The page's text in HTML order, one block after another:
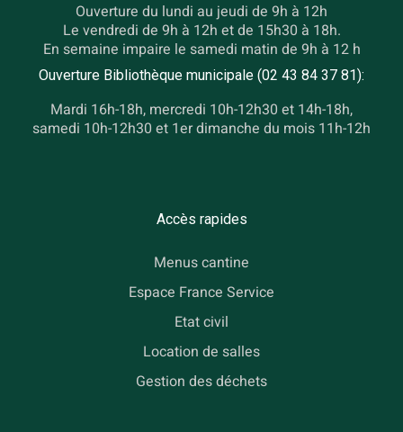
Ouverture du lundi au jeudi de 9h à 12h
Le vendredi de 9h à 12h et de 15h30 à 18h.
En semaine impaire le samedi matin de 9h à 12 h
Ouverture Bibliothèque municipale (02 43 84 37 81):
Mardi 16h-18h, mercredi 10h-12h30 et 14h-18h,
samedi 10h-12h30 et 1er dimanche du mois 11h-12h
Accès rapides
Menus cantine
Espace France Service
Etat civil
Location de salles
Gestion des déchets